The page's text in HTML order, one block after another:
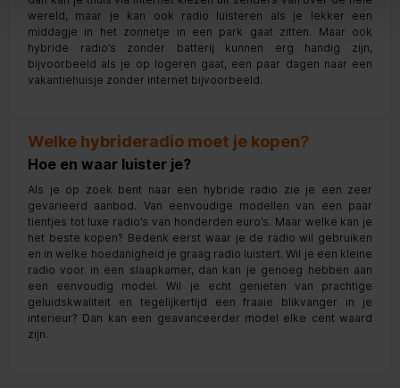
wereld, maar je kan ook radio luisteren als je lekker een
middagje in het zonnetje in een park gaat zitten. Maar ook
hybride radio’s zonder batterij kunnen erg handig zijn,
bijvoorbeeld als je op logeren gaat, een paar dagen naar een
vakantiehuisje zonder internet bijvoorbeeld.
Welke hybrideradio moet je kopen?
Hoe en waar luister je?
Als je op zoek bent naar een hybride radio zie je een zeer
gevarieerd aanbod. Van eenvoudige modellen van een paar
tientjes tot luxe radio’s van honderden euro’s. Maar welke kan je
het beste kopen? Bedenk eerst waar je de radio wil gebruiken
en in welke hoedanigheid je graag radio luistert. Wil je een kleine
radio voor in een slaapkamer, dan kan je genoeg hebben aan
een eenvoudig model. Wil je echt genieten van prachtige
geluidskwaliteit en tegelijkertijd een fraaie blikvanger in je
interieur? Dan kan een geavanceerder model elke cent waard
zijn.